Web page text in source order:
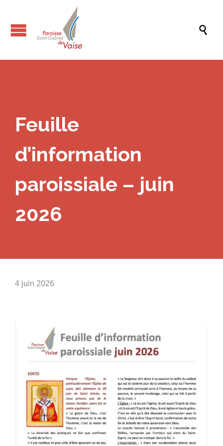

Feuille
d’information
paroissiale – juin
2026
4 juin 2026